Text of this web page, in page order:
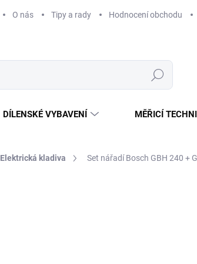
O nás Tipy a rady Hodnocení obchodu
Hledat
DÍLENSKÉ VYBAVENÍ MĚŘICÍ
Elektrická kladiva Set nářadí Bosch GBH 240 +